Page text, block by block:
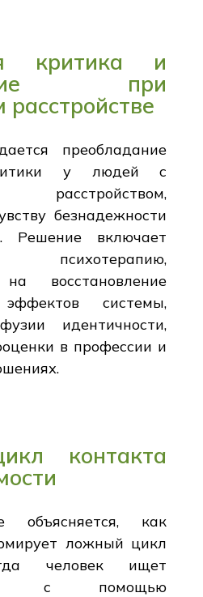
критика и
при
преобладание
у людей с
безнадежности
Решение включает
психотерапию,
восстановление
системы,
идентичности,
в профессии и
контакта
как
ложный цикл
человек ищет
с помощью